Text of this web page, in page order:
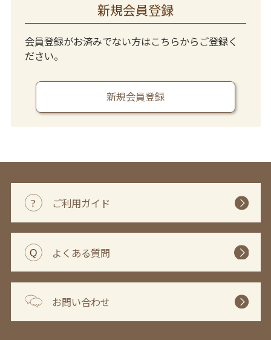
新規会員登録
会員登録がお済みでない方はこちらからご登録く
ださい。
新規会員登録
ご利用ガイド
よくある質問
お問い合わせ